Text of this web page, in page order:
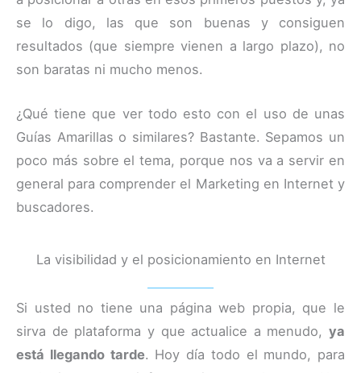
se lo digo, las que son buenas y consiguen
resultados (que siempre vienen a largo plazo), no
son baratas ni mucho menos.
¿Qué tiene que ver todo esto con el uso de unas
Guías Amarillas o similares? Bastante. Sepamos un
poco más sobre el tema, porque nos va a servir en
general para comprender el Marketing en Internet y
buscadores.
La visibilidad y el posicionamiento en Internet
Si usted no tiene una página web propia, que le
sirva de plataforma y que actualice a menudo, ya
está llegando tarde. Hoy día todo el mundo, para